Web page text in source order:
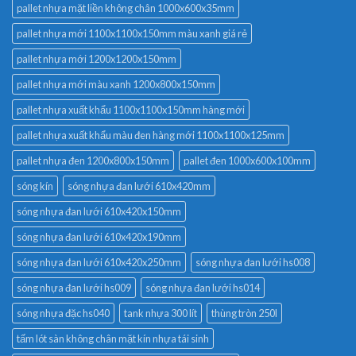
pallet nhựa mặt liền không chân 1000x600x35mm
pallet nhựa mới 1100x1100x150mm màu xanh giá rẻ
pallet nhựa mới 1200x1200x150mm
pallet nhựa mới màu xanh 1200x800x150mm
pallet nhựa xuất khẩu 1100x1100x150mm hàng mới
pallet nhựa xuất khẩu màu đen hàng mới 1100x1100x125mm
pallet nhựa đen 1200x800x150mm
pallet đen 1000x600x100mm
sóng kín
sóng nhựa đan lưới 610x420mm
sóng nhựa đan lưới 610x420x150mm
sóng nhựa đan lưới 610x420x190mm
sóng nhựa đan lưới 610x420x250mm
sóng nhựa đan lưới hs008
sóng nhựa đan lưới hs009
sóng nhựa đan lưới hs014
sóng nhựa đặc hs040
tank nhựa 300 lít
thùng tròn 250l
tấm lót sàn không chân mặt kín nhựa tái sinh